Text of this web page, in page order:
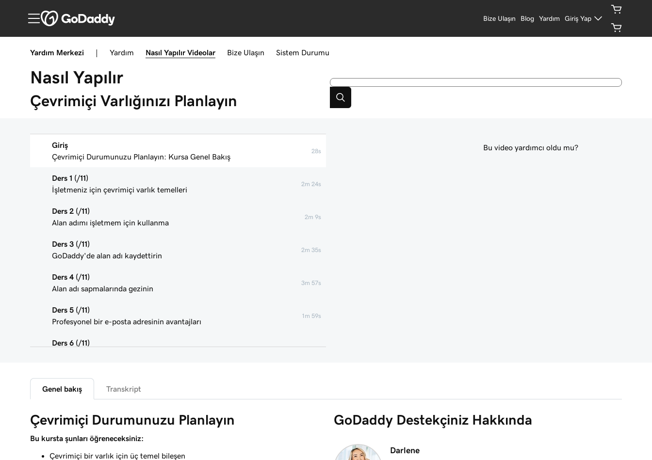
Bize Ulaşın Blog Yardım Giriş Yap
Yardım Merkezi Yardım Nasıl Yapılır Videolar Bize Ulaşın Sistem Durumu
Nasıl Yapılır
Çevrimiçi Varlığınızı Planlayın
Giriş
Çevrimiçi Durumunuzu Planlayın: Kursa Genel Bakış
28s
Ders 1 (/11)
İşletmeniz için çevrimiçi varlık temelleri
2m 24s
Ders 2 (/11)
Alan adımı işletmem için kullanma
2m 9s
Ders 3 (/11)
GoDaddy'de alan adı kaydettirin
2m 35s
Ders 4 (/11)
Alan adı sapmalarında gezinin
3m 57s
Ders 5 (/11)
Profesyonel bir e-posta adresinin avantajları
1m 59s
Ders 6 (/11)
4m 5s
Microsoft 365 e-postamı yönlendir
Web sitenizi planlayın
Ders 9 (/11)
Ne zaman DIY yapmalı ve ne zaman yetki verilmeli?
Bu video yardımcı oldu mu?
Genel bakış Transkript
Çevrimiçi Durumunuzu Planlayın
Bu kursta şunları öğreneceksiniz:
Çevrimiçi bir varlık için üç temel bileşen
GoDaddy Destekçiniz Hakkında
Darlene